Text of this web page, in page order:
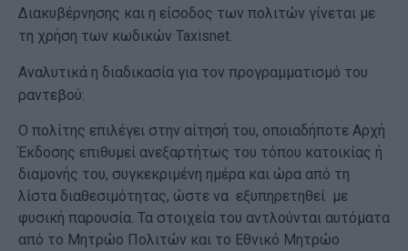
Διακυβέρνησης και η είσοδος των πολιτών γίνεται με
τη χρήση των κωδικών Taxisnet.
Αναλυτικά η διαδικασία για τον προγραμματισμό του
ραντεβού:
Ο πολίτης επιλέγει στην αίτησή του, οποιαδήποτε Αρχή
Έκδοσης επιθυμεί ανεξαρτήτως του τόπου κατοικίας ή
διαμονής του, συγκεκριμένη ημέρα και ώρα από τη
λίστα διαθεσιμότητας, ώστε να εξυπηρετηθεί με
φυσική παρουσία. Τα στοιχεία του αντλούνται αυτόματα
από το Μητρώο Πολιτών και το Εθνικό Μητρώο